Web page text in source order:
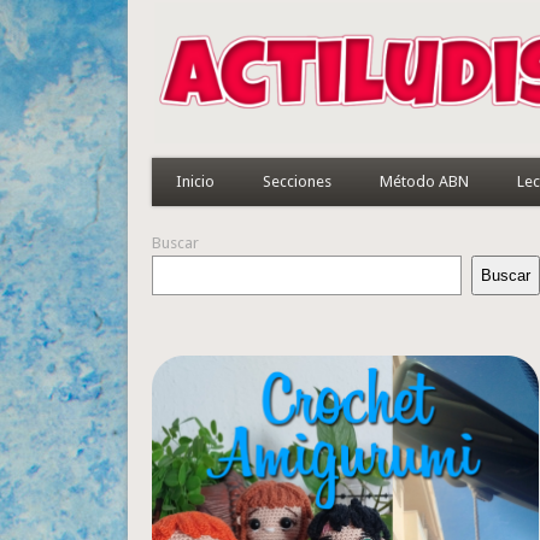
Inicio Secciones Método ABN
Buscar
Buscar